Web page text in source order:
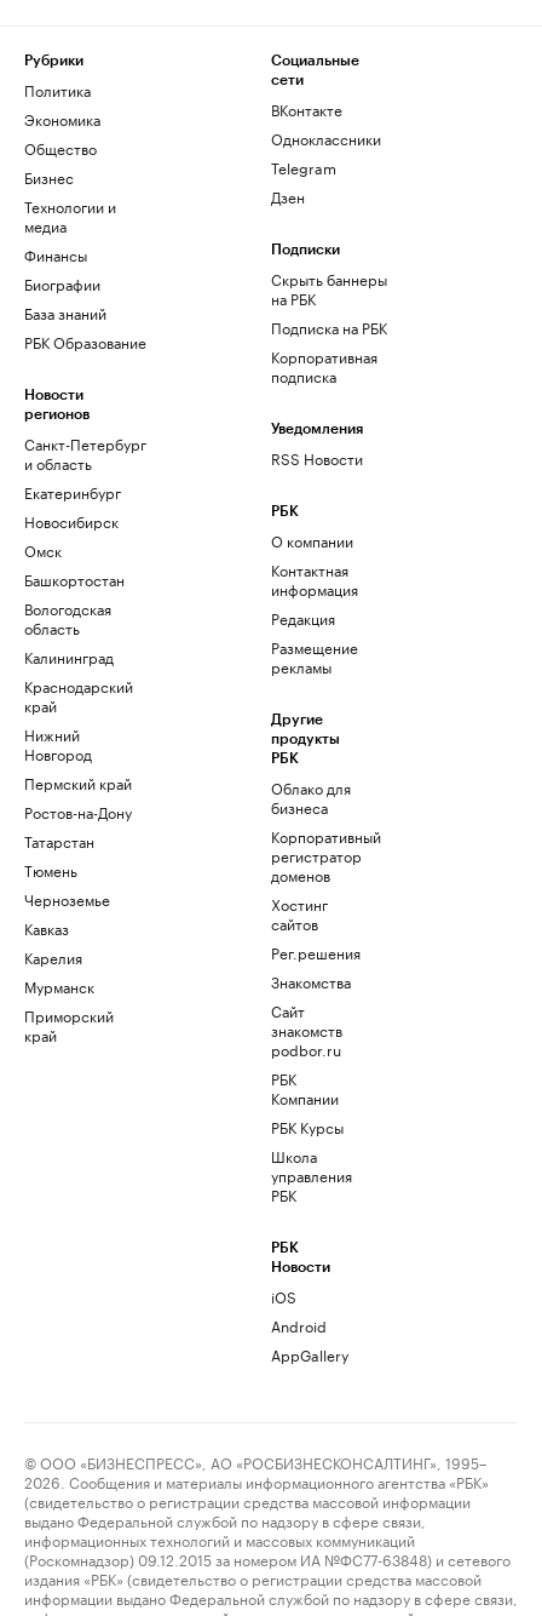
Рубрики
Политика
Экономика
Общество
Бизнес
Технологии и
медиа
Финансы
Биографии
База знаний
РБК Образование
Новости
регионов
Санкт-Петербург
и область
Екатеринбург
Новосибирск
Омск
Башкортостан
Вологодская
область
Калининград
Краснодарский
край
Нижний
Новгород
Пермский край
Ростов-на-Дону
Татарстан
Тюмень
Черноземье
Кавказ
Карелия
Мурманск
Приморский
край
Социальные
сети
ВКонтакте
Одноклассники
Telegram
Дзен
Подписки
Скрыть баннеры
на РБК
Подписка на РБК
Корпоративная
подписка
Уведомления
RSS Новости
РБК
О компании
Контактная
информация
Редакция
Размещение
рекламы
Другие
продукты
РБК
Облако для
бизнеса
Корпоративный
регистратор
доменов
Хостинг
сайтов
Рег.решения
Знакомства
Сайт
знакомств
podbor.ru
РБК
Компании
РБК Курсы
Школа
управления
РБК
РБК
Новости
iOS
Android
AppGallery
© ООО «БИЗНЕСПРЕСС», АО «РОСБИЗНЕСКОНСАЛТИНГ», 1995–
2026. Сообщения и материалы информационного агентства «РБК»
(свидетельство о регистрации средства массовой информации
выдано Федеральной службой по надзору в сфере связи,
информационных технологий и массовых коммуникаций
(Роскомнадзор) 09.12.2015 за номером ИА №ФС77-63848) и сетевого
издания «РБК» (свидетельство о регистрации средства массовой
информации выдано Федеральной службой по надзору в сфере связи,